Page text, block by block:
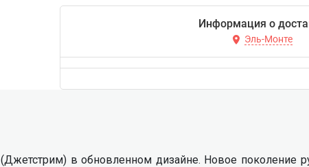
Информация о
Эль-Монте
(Джетстрим) в обновленном дизайне. Новое поколение